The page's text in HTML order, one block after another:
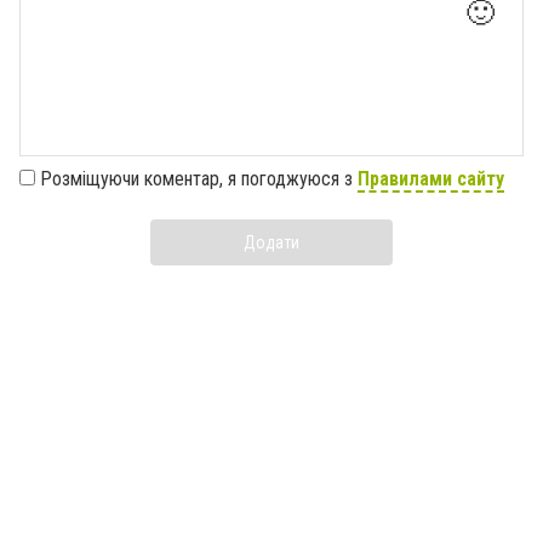
🙂
Розміщуючи коментар, я погоджуюся з Правилами сайту
Додати